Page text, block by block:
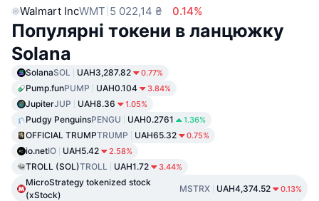
Walmart IncWMT 5 022,14 ₴ 0.14%
Популярні токени в ланцюжку
Solana
SolanaSOL UAH3,287.82 0.77%
Pump.funPUMP UAH0.104 3.84%
JupiterJUP UAH8.36 1.05%
Pudgy PenguinsPENGU UAH0.2761 1.36%
OFFICIAL TRUMPTRUMP UAH65.32 0.75%
io.netIO UAH5.42 2.58%
TROLL (SOL)TROLL UAH1.72 3.44%
MicroStrategy tokenized stock
(xStock)
MSTRX UAH4,374.52 0.13%